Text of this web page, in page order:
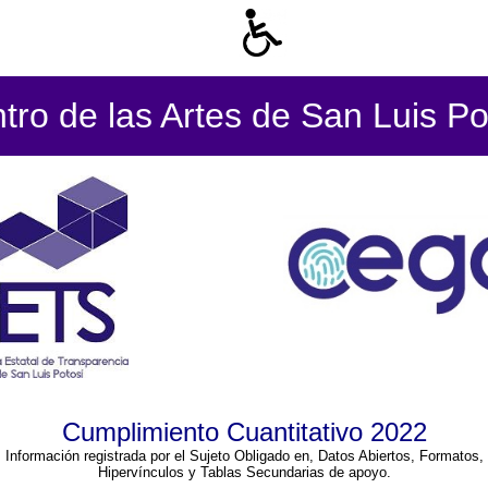
de las Artes de San Luis
Cumplimiento Cuantitativo 2022
Información registrada por el Sujeto Obligado en, Datos Abiertos, Formatos,
Hipervínculos y Tablas Secundarias de apoyo.